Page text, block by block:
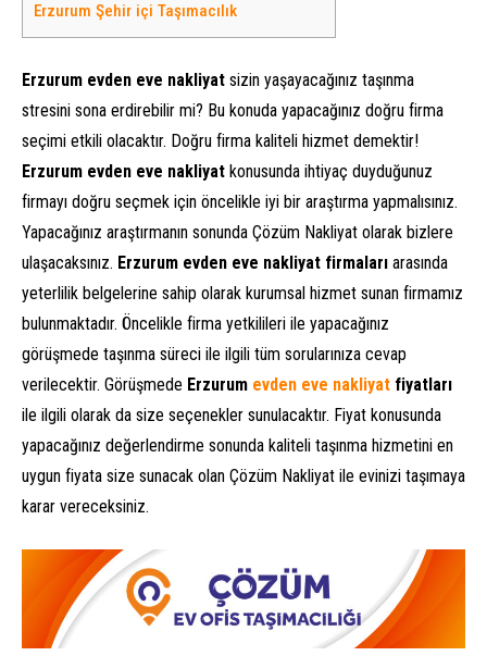
Erzurum Şehir içi Taşımacılık
Erzurum evden eve nakliyat sizin yaşayacağınız taşınma
stresini sona erdirebilir mi? Bu konuda yapacağınız doğru firma
seçimi etkili olacaktır. Doğru firma kaliteli hizmet demektir!
Erzurum evden eve nakliyat konusunda ihtiyaç duyduğunuz
firmayı doğru seçmek için öncelikle iyi bir araştırma yapmalısınız.
Yapacağınız araştırmanın sonunda Çözüm Nakliyat olarak bizlere
ulaşacaksınız. Erzurum evden eve nakliyat firmaları arasında
yeterlilik belgelerine sahip olarak kurumsal hizmet sunan firmamız
bulunmaktadır. Öncelikle firma yetkilileri ile yapacağınız
görüşmede taşınma süreci ile ilgili tüm sorularınıza cevap
verilecektir. Görüşmede Erzurum evden eve nakliyat fiyatları
ile ilgili olarak da size seçenekler sunulacaktır. Fiyat konusunda
yapacağınız değerlendirme sonunda kaliteli taşınma hizmetini en
uygun fiyata size sunacak olan Çözüm Nakliyat ile evinizi taşımaya
karar vereceksiniz.